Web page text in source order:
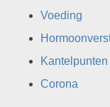
Voeding
Kantelpunten
Corona